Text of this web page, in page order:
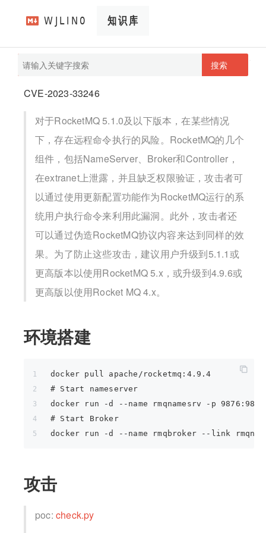
搜索
CVE-2023-33246
对于RocketMQ 5.1.0及以下版本，在某些情况
下，存在远程命令执行的风险。RocketMQ的几个
组件，包括NameServer、Broker和Controller，
在extranet上泄露，并且缺乏权限验证，攻击者可
以通过使用更新配置功能作为RocketMQ运行的系
统用户执行命令来利用此漏洞。此外，攻击者还
可以通过伪造RocketMQ协议内容来达到同样的效
果。为了防止这些攻击，建议用户升级到5.1.1或
更高版本以使用RocketMQ 5.x，或升级到4.9.6或
更高版以使用Rocket MQ 4.x。
环境搭建
docker pull apache/rocketmq:4.9.4
# Start nameserver
docker run -d --name rmqnamesrv -p
# Start Broker
docker run -d --name rmqbroker --link
攻击
poc: check.py